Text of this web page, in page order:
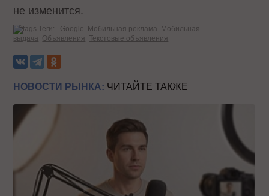
не изменится.
Теги: Google Мобильная реклама Мобильная
выдача Объявления Текстовые объявления
НОВОСТИ РЫНКА: ЧИТАЙТЕ ТАКЖЕ